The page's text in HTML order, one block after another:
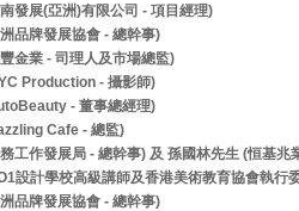
發展(亞洲)有限公司 - 項目經理)
品牌發展協會 - 總幹事)
金業 - 司理人及市場總監)
Production - 攝影師)
- 董事總經理)
Cafe - 總監)
工作發展局 - 總幹事) 及 孫國林先生 (恒基兆
設計學校高級講師及香港美術教育協會執行
品牌發展協會 - 總幹事)